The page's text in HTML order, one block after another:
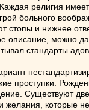
религия
больного
стопы и нижнее
описание, можно
стандарты
проступки.
Существуют
которые